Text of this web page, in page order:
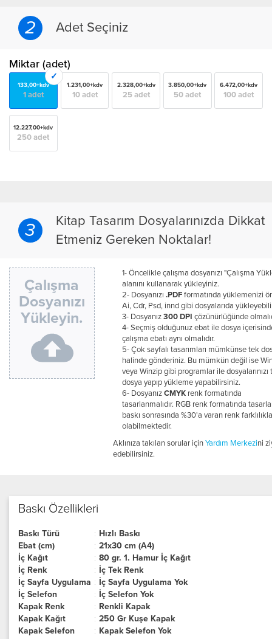
2 Adet Seçiniz
Miktar (adet)
133,00+kdv
1 adet
1.231,00+kdv
10 adet
2.328,00+kdv
25 adet
3.850,00+kdv
50 adet
6.472,00+kdv
100 adet
12.227,00+kdv
250 adet
3
Kitap Tasarım Dosyalarınızda Dikkat
Etmeniz Gereken Noktalar!
Çalışma
Dosyanızı
Yükleyin.
1- Öncelikle çalışma dosyanızı "Çalışma
alanını kullanarak yükleyiniz.
2- Dosyanızı .PDFformatında yüklemenizi
Ai, Cdr, Psd, innd gibi dosyalarıda
3- Dosyanız300 DPI çözünürlüğünde
4- Seçmiş olduğunuz ebat ile dosya
çalışma ebatı aynı olmalıdır.
5- Çok sayfalı tasarımları mümkünse tek
halinde gönderiniz. Bu mümkün değil ise
veya Winzip gibi programlar ile dosyalarınızı
dosya yapıp yükleme yapabilirsiniz.
6- DosyanızCMYK renk formatında
tasarlanmalıdır. RGB renk formatında
baskı sonrasında %30'a varan renk
olabilmektedir.
Aklınıza takılan sorular içinYardım Merkezini
edebilirsiniz.
Baskı Özellikleri
Baskı Türü : Hızlı Baskı
Ebat (cm)
: 21x30 cm (A4)
İç Kağıt
: 80 gr. 1. Hamur İç Kağıt
İç Renk
: İç Tek Renk
İç Sayfa Uygulama : İç Sayfa Uygulama Yok
İç Selefon
: İç Selefon Yok
Kapak Renk
: Renkli Kapak
Kapak Kağıt
: 250 Gr Kuşe Kapak
Kapak Selefon
: Kapak Selefon Yok